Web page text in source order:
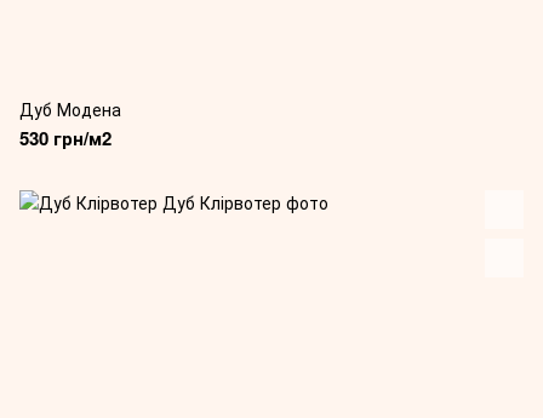
Дуб Модена
530 грн/м2